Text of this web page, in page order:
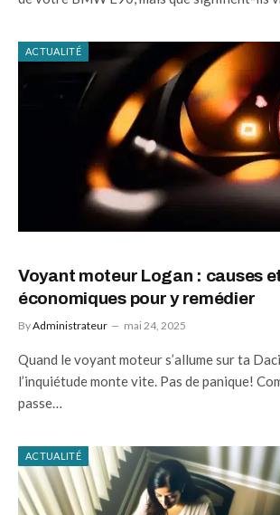
ACTUALITÉ
Voyant moteur Logan : causes
économiques pour y remédier
ByAdministrateur mai 24, 2025
Quand le voyant moteur s’allume sur ta
l’inquiétude monte vite. Pas de panique!
passe…
ACTUALITÉ